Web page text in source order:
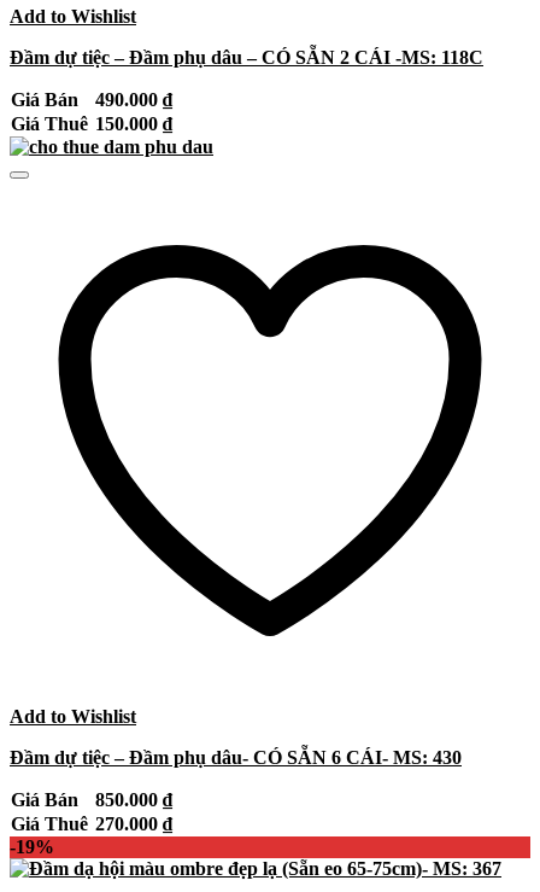
Add to Wishlist
Đầm dự tiệc – Đầm phụ dâu – CÓ SẴN 2 CÁI -MS: 118C
Giá Bán 490.000 ₫
Giá Thuê 150.000 ₫
Add to Wishlist
Đầm dự tiệc – Đầm phụ dâu- CÓ SẴN 6 CÁI- MS: 430
Giá Bán 850.000 ₫
Giá Thuê 270.000 ₫
-19%